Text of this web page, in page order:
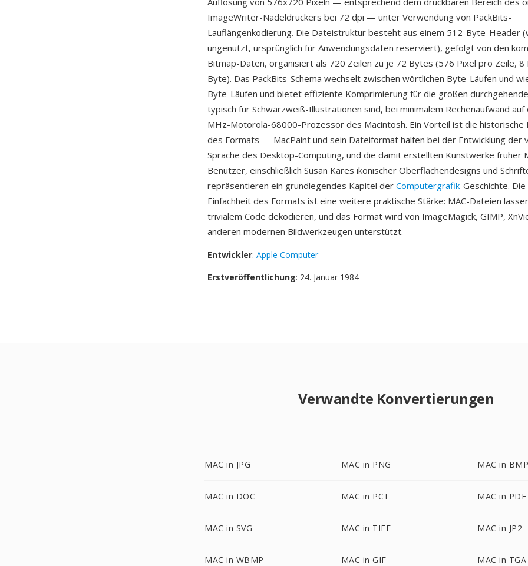
ImageWriter-Nadeldruckers bei 72 dpi — unter Verwendung von PackBits-
Lauflängenkodierung. Die Dateistruktur besteht aus einem 512-Byte-Header
ungenutzt, ursprünglich für Anwendungsdaten reserviert), gefolgt von den
Bitmap-Daten, organisiert als 720 Zeilen zu je 72 Bytes (576 Pixel pro Zeile, 8
Byte). Das PackBits-Schema wechselt zwischen wörtlichen Byte-Läufen und
Byte-Läufen und bietet effiziente Komprimierung für die großen
typisch für Schwarzweiß-Illustrationen sind, bei minimalem Rechenaufwand
MHz-Motorola-68000-Prozessor des Macintosh. Ein Vorteil ist die historische
des Formats — MacPaint und sein Dateiformat halfen bei der Entwicklung der
Sprache des Desktop-Computing, und die damit erstellten Kunstwerke fruher
Benutzer, einschließlich Susan Kares ikonischer Oberflächendesigns und
repräsentieren ein grundlegendes Kapitel der Computergrafik-Geschichte.
Einfachheit des Formats ist eine weitere praktische Stärke: MAC-Dateien
trivialem Code dekodieren, und das Format wird von ImageMagick, GIMP,
anderen modernen Bildwerkzeugen unterstützt.
Entwickler: Apple Computer
Erstveröffentlichung: 24. Januar 1984
Verwandte Konvertierungen
MAC in JPG MAC in PNG MAC in
MAC in DOC MAC in PCT MAC in PDF
MAC in SVG MAC in TIFF MAC in JP2
MAC in WBMP MAC in GIF MAC in TGA